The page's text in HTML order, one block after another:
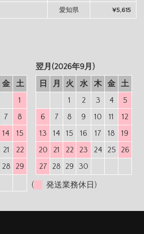
愛知県 ¥5,615
金
土
1
7
8
14
15
21
22
28
29
翌月(2026年9月)
日
月 火 水 木 金
土
1
2 3 4
5
6
7 8 9 10 11
12
13
14 15 16 17 18
19
20
21 22 23 24 25
26
27
28 29 30
( 発送業務休日)